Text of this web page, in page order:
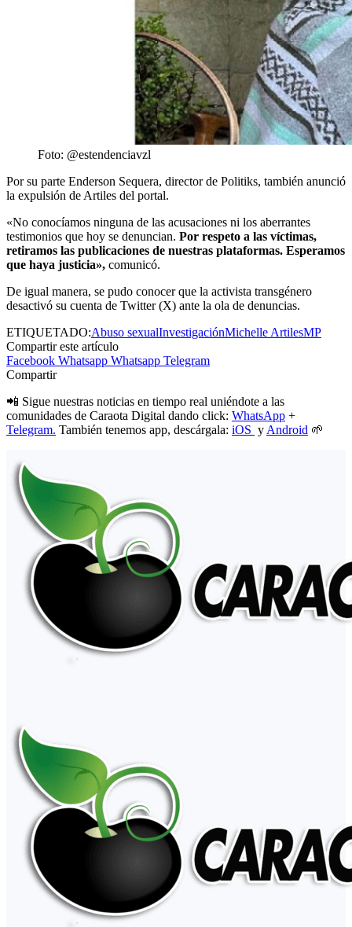
Foto: @estendenciavzl
Por su parte Enderson Sequera, director de Politiks, también anunció
la expulsión de Artiles del portal.
«No conocíamos ninguna de las acusaciones ni los aberrantes
testimonios que hoy se denuncian. Por respeto a las víctimas,
retiramos las publicaciones de nuestras plataformas. Esperamos
que haya justicia», comunicó.
De igual manera, se pudo conocer que la activista transgénero
desactivó su cuenta de Twitter (X) ante la ola de denuncias.
ETIQUETADO:Abuso sexualInvestigaciónMichelle ArtilesMP
Compartir este artículo
Facebook Whatsapp Whatsapp Telegram
Compartir
📲 Sigue nuestras noticias en tiempo real uniéndote a las
comunidades de Caraota Digital dando click: WhatsApp +
Telegram. También tenemos app, descárgala: iOS y Android 🌱